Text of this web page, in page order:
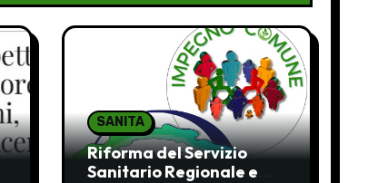
SANITA
Riforma del Servizio
Sanitario Regionale e